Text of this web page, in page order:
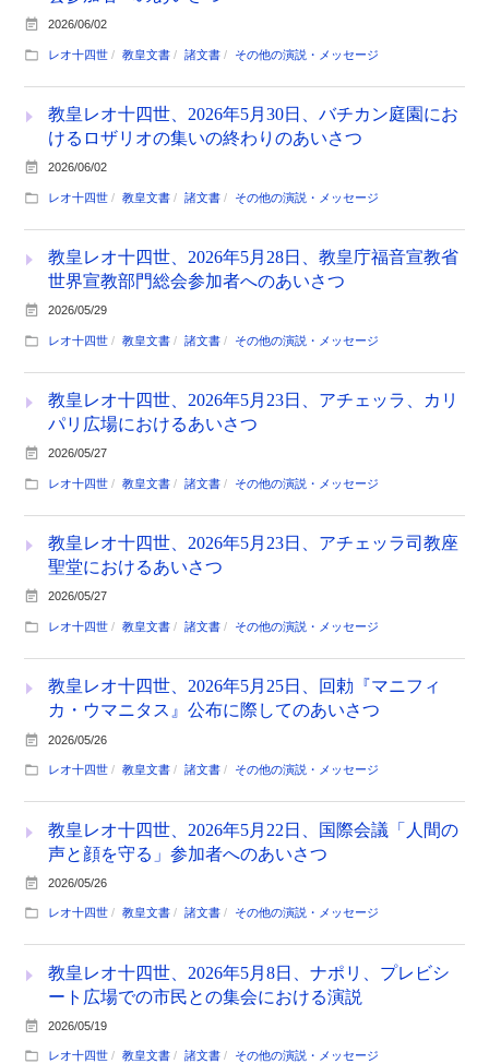
2026/06/02
レオ十四世 教皇文書 諸文書 その他の演説・メッセージ
教皇レオ十四世、2026年5月30日、バチカン庭園にお
けるロザリオの集いの終わりのあいさつ
2026/06/02
レオ十四世 教皇文書 諸文書 その他の演説・メッセージ
教皇レオ十四世、2026年5月28日、教皇庁福音宣教省
世界宣教部門総会参加者へのあいさつ
2026/05/29
レオ十四世 教皇文書 諸文書 その他の演説・メッセージ
教皇レオ十四世、2026年5月23日、アチェッラ、カリ
パリ広場におけるあいさつ
2026/05/27
レオ十四世 教皇文書 諸文書 その他の演説・メッセージ
教皇レオ十四世、2026年5月23日、アチェッラ司教座
聖堂におけるあいさつ
2026/05/27
レオ十四世 教皇文書 諸文書 その他の演説・メッセージ
教皇レオ十四世、2026年5月25日、回勅『マニフィ
カ・ウマニタス』公布に際してのあいさつ
2026/05/26
レオ十四世 教皇文書 諸文書 その他の演説・メッセージ
教皇レオ十四世、2026年5月22日、国際会議「人間の
声と顔を守る」参加者へのあいさつ
2026/05/26
レオ十四世 教皇文書 諸文書 その他の演説・メッセージ
教皇レオ十四世、2026年5月8日、ナポリ、プレビシ
ート広場での市民との集会における演説
2026/05/19
レオ十四世 教皇文書 諸文書 その他の演説・メッセージ